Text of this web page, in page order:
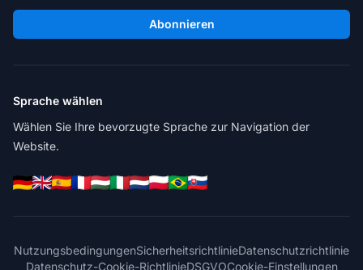
Abonnieren
Sprache wählen
Wählen Sie Ihre bevorzugte Sprache zur Navigation der
Website.
NutzungsbedingungenSicherheitsrichtlinieDatenschutzrichtlinie
Datenschutz-Cookie-RichtlinieDSGVOCookie-Einstellungen